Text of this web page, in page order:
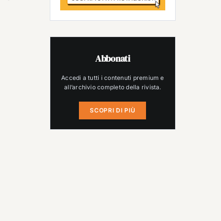
Abbonati
Accedi a tutti i contenuti premium e
all’archivio completo della rivista.
SCOPRI DI PIÙ